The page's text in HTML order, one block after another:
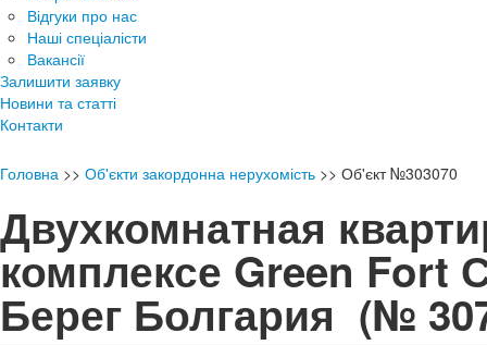
Відгуки про нас
Наші спеціалісти
Вакансії
Залишити заявку
Новини та статті
Контакти
Головна >> Об'єкти закордонна нерухомість >> Об'єкт №303070
Двухкомнатная
комплексе Green Fort
Берег Болгария (№